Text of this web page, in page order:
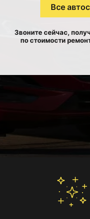
Все
Звоните сейчас,
по стоимости